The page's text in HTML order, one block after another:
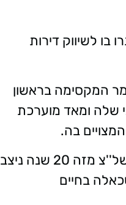
לשיווק דירות
המקסימה בראשון
שלה ומאד מוערכת
בה.
שימו לב, עוד פרויקט של איכות מבית חברת רויאל גרדן, שבונה בראשל''צ מזה 20 שנה ניצב
בחיים